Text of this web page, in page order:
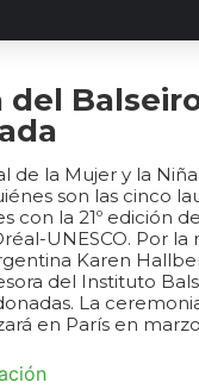
del
de la Mujer y la
son las cinco
con la 21º edición
UNESCO. Por
Karen
del Instituto
La
en París en